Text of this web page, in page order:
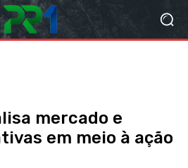
mercado e
em meio à ação